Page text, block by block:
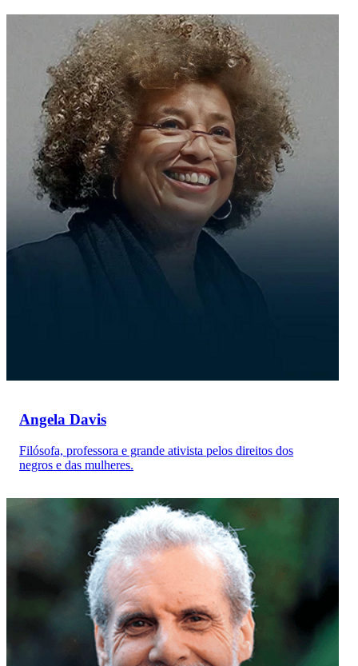
Angela Davis
Filósofa, professora e grande ativista pelos direitos dos
negros e das mulheres.